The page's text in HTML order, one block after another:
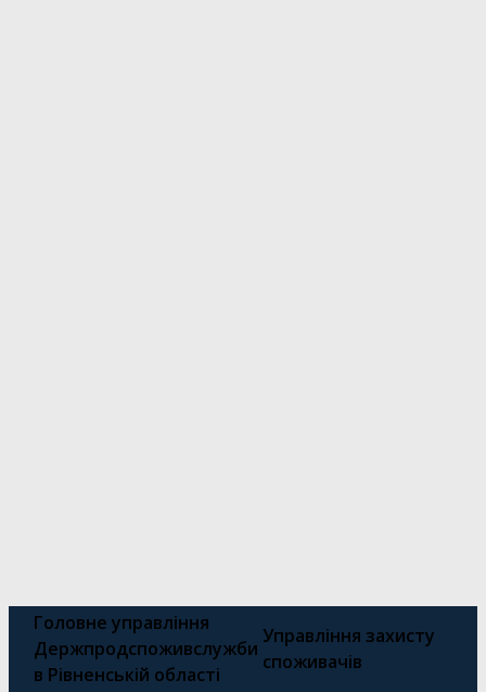
Головне управління
Держпродспоживслужби
в Рівненській області
Управління захисту
споживачів